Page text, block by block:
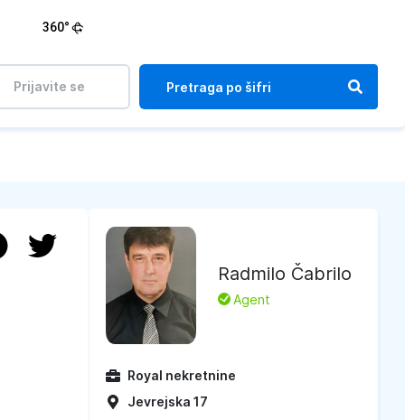
360°
Prijavite se
Radmilo Čabrilo
L Agent
Royal nekretnine
Jevrejska 17